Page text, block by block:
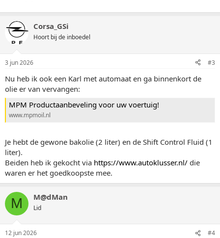
Corsa_GSi
Hoort bij de inboedel
3 jun 2026 #3
Nu heb ik ook een Karl met automaat en ga binnenkort de
olie er van vervangen:
MPM Productaanbeveling voor uw voertuig!
www.mpmoil.nl
Je hebt de gewone bakolie (2 liter) en de Shift Control Fluid (1
liter).
Beiden heb ik gekocht via https://www.autoklusser.nl/ die
waren er het goedkoopste mee.
M M@dMan
Lid
12 jun 2026 #4